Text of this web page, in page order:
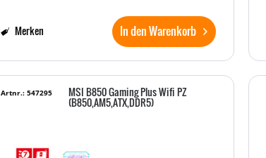
In den Warenkorb
Merken
MSI B850 Gaming Plus Wifi PZ
(B850,AM5,ATX,DDR5)
Artnr.: 547295